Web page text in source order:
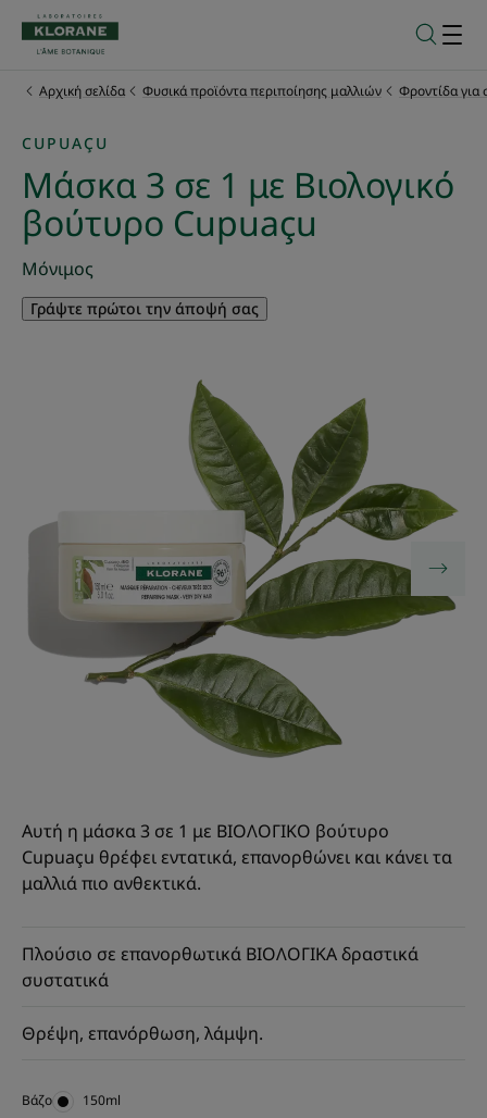
Αρχική σελίδα Φυσικά προϊόντα περιποίησης μαλλιών Φροντίδα για
CUPUAÇU
Μάσκα 3 σε 1 με Βιολογικό
βούτυρο Cupuaçu
Μόνιμος
Γράψτε πρώτοι την άποψή σας
Αυτή η μάσκα 3 σε 1 με ΒΙΟΛΟΓΙΚΟ βούτυρο
Cupuaçu θρέφει εντατικά, επανορθώνει και κάνει τα
μαλλιά πιο ανθεκτικά.
Πλούσιο σε επανορθωτικά ΒΙΟΛΟΓΙΚΑ δραστικά
συστατικά
Θρέψη, επανόρθωση, λάμψη.
Bάζο Bάζο
150ml